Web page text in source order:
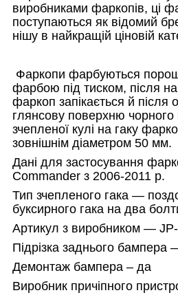
виробниками фаркопів, ці
поступаються як відомий
нішу в найкращій ціновій
Фаркопи фарбуються
фарбою під тиском, після
фаркоп запікається й після
глянсову поверхню чорного
зчепленої кулі на гаку
зовнішнім діаметром 50 мм.
Дані для застосування
Commander з 2006-2011 р.
Тип зчепленого гака —
буксирного гака на два
Артикул з виробником —
Підрізка заднього бампера
Демонтаж бампера – да
Виробник причіпного